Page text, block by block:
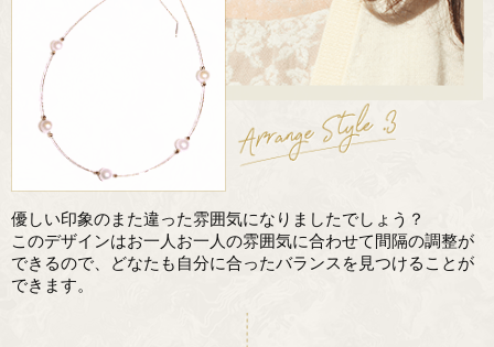
優しい印象のまた違った雰囲気になりましたでしょう？
このデザインはお一人お一人の雰囲気に合わせて間隔の調整が
できるので、どなたも自分に合ったバランスを見つけることが
できます。